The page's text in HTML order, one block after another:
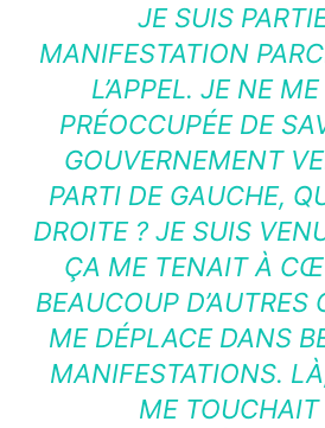
JE SUIS
MANIFESTATION
L’APPEL. JE NE
PRÉOCCUPÉE DE
GOUVERNEMENT
PARTI DE GAUCHE,
DROITE ? JE SUIS
ÇA ME TENAIT À
BEAUCOUP D’AUTRES
ME DÉPLACE DANS
MANIFESTATIONS.
ME TOUCHAIT